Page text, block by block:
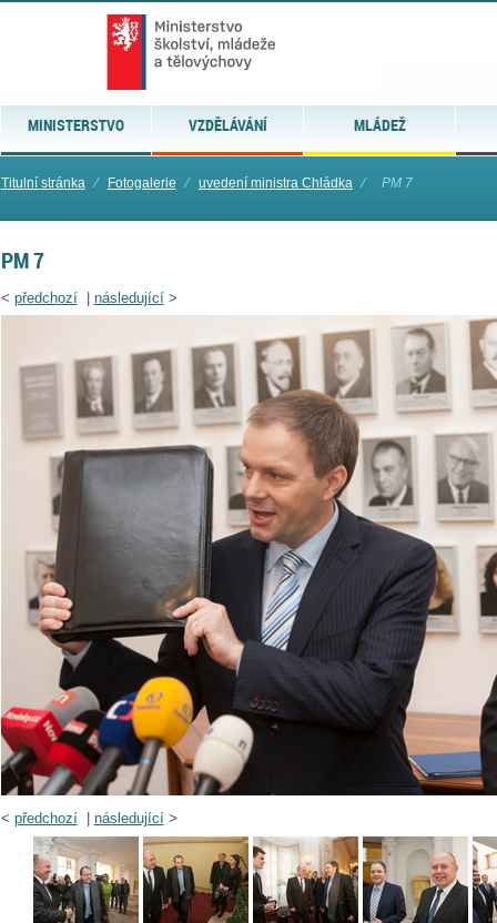
MINISTERSTVO VZDĚLÁVÁNÍ MLÁDEŽ
Titulní stránka ⁄ Fotogalerie ⁄ uvedení ministra Chládka ⁄ PM 7
PM 7
< předchozí| následující>
< předchozí| následující>